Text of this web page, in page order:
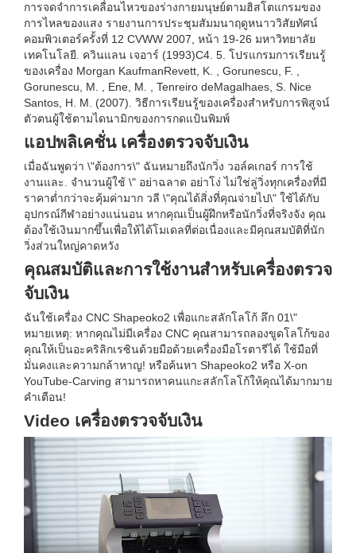
การจดจำการเคลื่อนไหวของร่างกายมนุษย์ตามฮิสโตแกรมของ
การไหลของแสง รายงานการประชุมสัมมนาฤดูหนาววิสัยทัศน์
คอมพิวเตอร์ครั้งที่ 12 CVWW 2007, หน้า 19-26 มหาวิทยาลัย
เทคโนโลยี. ควินแลน เจอาร์ (1993)C4. 5. โปรแกรมการเรียนรู้
ของเครื่อง Morgan KaufmanRevett, K. , Gorunescu, F. ,
Gorunescu, M. , Ene, M. , Tenreiro deMagalhaes, S. Nice
Santos, H. M. (2007). วิธีการเรียนรู้ของเครื่องสำหรับการพิสูจน์
ตัวตนผู้ใช้ตามไดนามิกของการกดแป้นพิมพ์
แอปพลิเคชั่น เครื่องตรวจจับเงิน
เมื่อฉันพูดว่า \"ต้องการ\" ฉันหมายถึงนักวิ่ง วอล์คเกอร์ การใช้
งานและ. จำนวนผู้ใช้ \" อย่าฉลาด อย่าโง่ ไม่ใช่ลู่วิ่งทุกเครื่องที่มี
ราคาต่ำกว่าจะคุ้มค่ามาก วลี \"คุณได้สิ่งที่คุณจ่ายไป\" ใช้ได้กับ
อุปกรณ์กีฬาอย่างแน่นอน หากคุณเป็นผู้ฝึกหรือนักวิ่งที่จริงจัง คุณ
ต้องใช้เงินมากขึ้นเพื่อให้ได้โมเดลที่ต่อเนื่องและมีคุณสมบัติที่นัก
วิ่งส่วนใหญ่คาดหวัง
คุณสมบัติและการใช้งานสำหรับเครื่องตรวจ
จับเงิน
ฉันใช้เครื่อง CNC Shapeoko2 เพื่อแกะสลักโลโก้ ลึก 01\"
หมายเหตุ: หากคุณไม่มีเครื่อง CNC คุณสามารถลองขูดโลโก้ของ
คุณให้เป็นอะคริลิกเรซินด้วยมือด้วยเครื่องมือโรตารีได้ ใช้มือที่
มั่นคงและความกล้าหาญ! หรือค้นหา Shapeoko2 หรือ X-on
YouTube-Carving สามารถหาคนแกะสลักโลโก้ให้คุณได้มากมาย
คำเตือน!
Video เครื่องตรวจจับเงิน